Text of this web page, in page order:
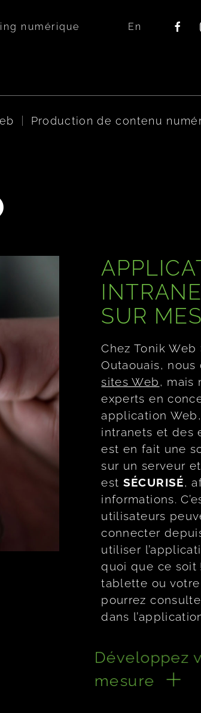
numérique En
Production de contenu
SUR
Chez Tonik
Outaouais,
sites Web, mais
experts en
application
intranets et des
est en fait une
sur un serveur
est SÉCURISÉ,
informations.
utilisateurs
connecter
utiliser
quoi que ce soit
tablette ou
pourrez
dans
Développez
mesure